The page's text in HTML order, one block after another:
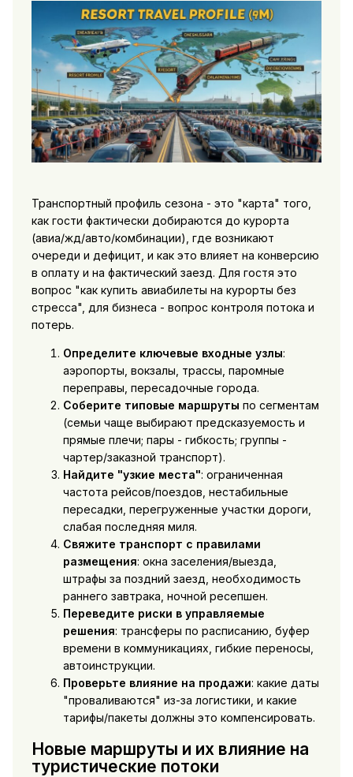
Транспортный профиль сезона - это "карта" того,
как гости фактически добираются до курорта
(авиа/жд/авто/комбинации), где возникают
очереди и дефицит, и как это влияет на конверсию
в оплату и на фактический заезд. Для гостя это
вопрос "как купить авиабилеты на курорты без
стресса", для бизнеса - вопрос контроля потока и
потерь.
Определите ключевые входные узлы:
аэропорты, вокзалы, трассы, паромные
переправы, пересадочные города.
Соберите типовые маршруты по сегментам
(семьи чаще выбирают предсказуемость и
прямые плечи; пары - гибкость; группы -
чартер/заказной транспорт).
Найдите "узкие места": ограниченная
частота рейсов/поездов, нестабильные
пересадки, перегруженные участки дороги,
слабая последняя миля.
Свяжите транспорт с правилами
размещения: окна заселения/выезда,
штрафы за поздний заезд, необходимость
раннего завтрака, ночной ресепшен.
Переведите риски в управляемые
решения: трансферы по расписанию, буфер
времени в коммуникациях, гибкие переносы,
автоинструкции.
Проверьте влияние на продажи: какие даты
"проваливаются" из-за логистики, и какие
тарифы/пакеты должны это компенсировать.
Новые маршруты и их влияние на
туристические потоки